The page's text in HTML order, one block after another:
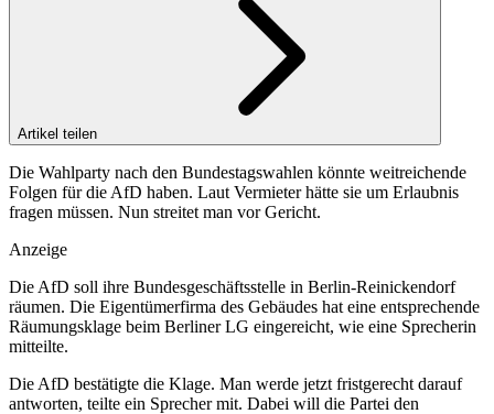
Artikel teilen
Die Wahlparty nach den Bundestagswahlen könnte weitreichende
Folgen für die AfD haben. Laut Vermieter hätte sie um Erlaubnis
fragen müssen. Nun streitet man vor Gericht.
Anzeige
Die AfD soll ihre Bundesgeschäftsstelle in Berlin-Reinickendorf
räumen. Die Eigentümerfirma des Gebäudes hat eine entsprechende
Räumungsklage beim Berliner LG eingereicht, wie eine Sprecherin
mitteilte.
Die AfD bestätigte die Klage. Man werde jetzt fristgerecht darauf
antworten, teilte ein Sprecher mit. Dabei will die Partei den